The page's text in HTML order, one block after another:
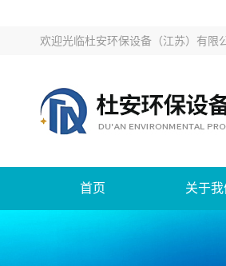
欢迎光临杜安环保设备（江苏）有限
首页 关于我